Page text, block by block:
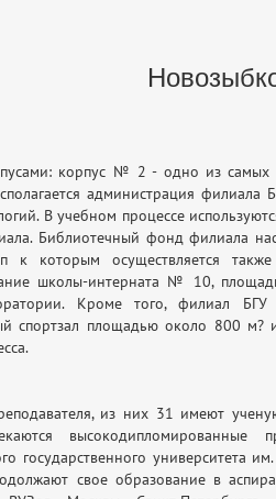
корпус № 2 - одно из
администрация филиала
В учебном процессе
Библиотечный фонд филиала
к которым осуществляется
школы-интерната № 10,
Кроме того, филиал БГУ
спортзал площадью около 800 м?
из них 31 имеют
высокодипломированные
государственного университета
свое образование в